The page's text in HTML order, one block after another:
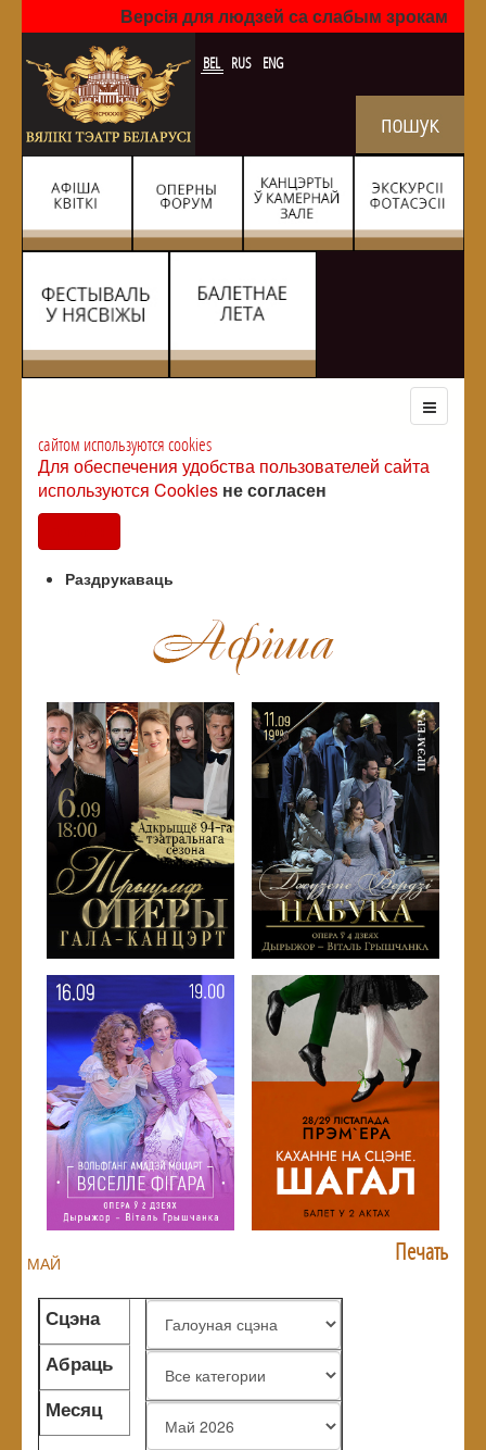
Версія для людзей са слабым зрокам
BEL RUS ENG
сайтом используются cookies
Для обеспечения удобства пользователей сайта
используются Cookies не согласен
Раздрукаваць
МАЙ
Сцэна
Абраць
жанр
Месяц
Печать